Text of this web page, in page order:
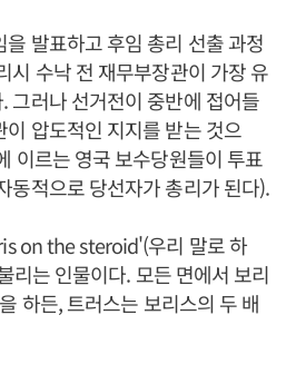
발표하고 후임 총리 선출 과정
시 수낙 전 재무부장관이 가장 유
그러나 선거전이 중반에 접어들
압도적인 지지를 받는 것으
이르는 영국 보수당원들이 투표
동적으로 당선자가 총리가 된다).
on the steroid'(우리 말로 하
리는 인물이다. 모든 면에서 보리
하든, 트러스는 보리스의 두 배